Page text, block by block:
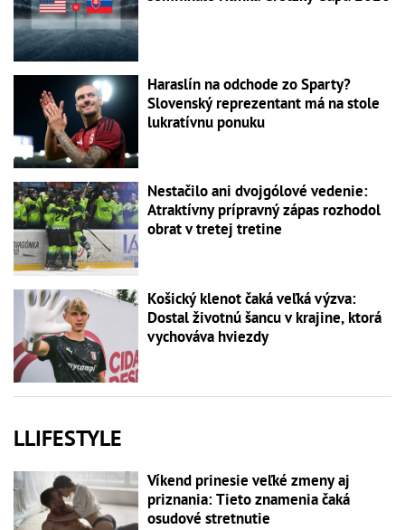
Haraslín na odchode zo Sparty?
Slovenský reprezentant má na stole
lukratívnu ponuku
Nestačilo ani dvojgólové vedenie:
Atraktívny prípravný zápas rozhodol
obrat v tretej tretine
Košický klenot čaká veľká výzva:
Dostal životnú šancu v krajine, ktorá
vychováva hviezdy
LLIFESTYLE
Víkend prinesie veľké zmeny aj
priznania: Tieto znamenia čaká
osudové stretnutie